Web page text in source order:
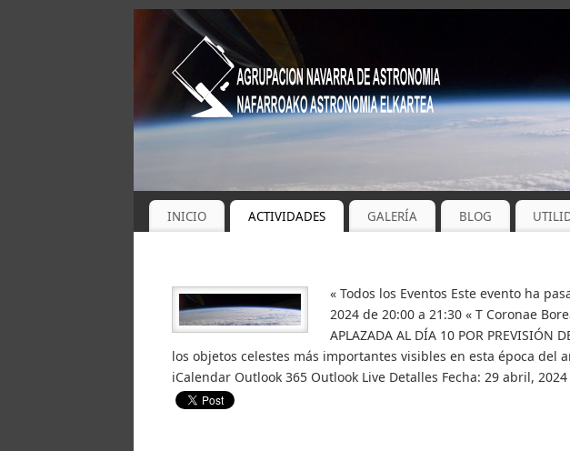
INICIO ACTIVIDADES GALERÍA BLOG
« Todos los Eventos Este evento ha
2024 de 20:00 a 21:30 « T Coronae
APLAZADA AL DÍA 10 POR
los objetos celestes más importantes visibles en esta época del
iCalendar Outlook 365 Outlook Live Detalles Fecha: 29 abril,